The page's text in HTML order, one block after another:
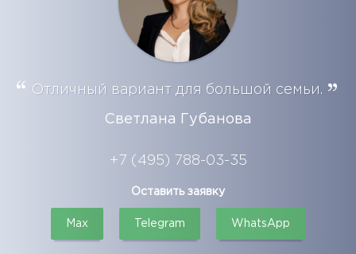
Отличный вариант для большой семьи.
Светлана Губанова
+7 (495) 788-03-35
Оставить заявку
Max Telegram WhatsApp